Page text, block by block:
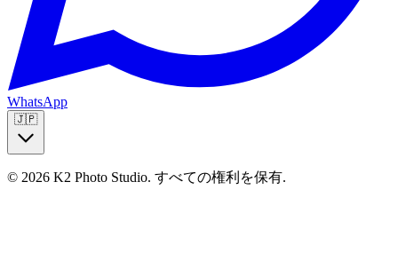
WhatsApp
🇯🇵
© 2026 K2 Photo Studio. すべての権利を保有.